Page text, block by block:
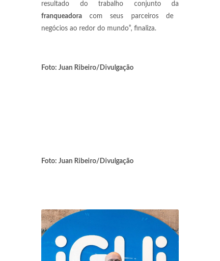
resultado do trabalho conjunto da
franqueadora com seus parceiros de
negócios ao redor do mundo”, finaliza.
Foto: Juan Ribeiro/Divulgação
Foto: Juan Ribeiro/Divulgação